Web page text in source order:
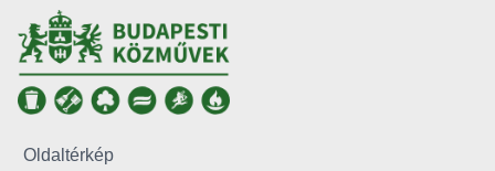
Oldaltérkép